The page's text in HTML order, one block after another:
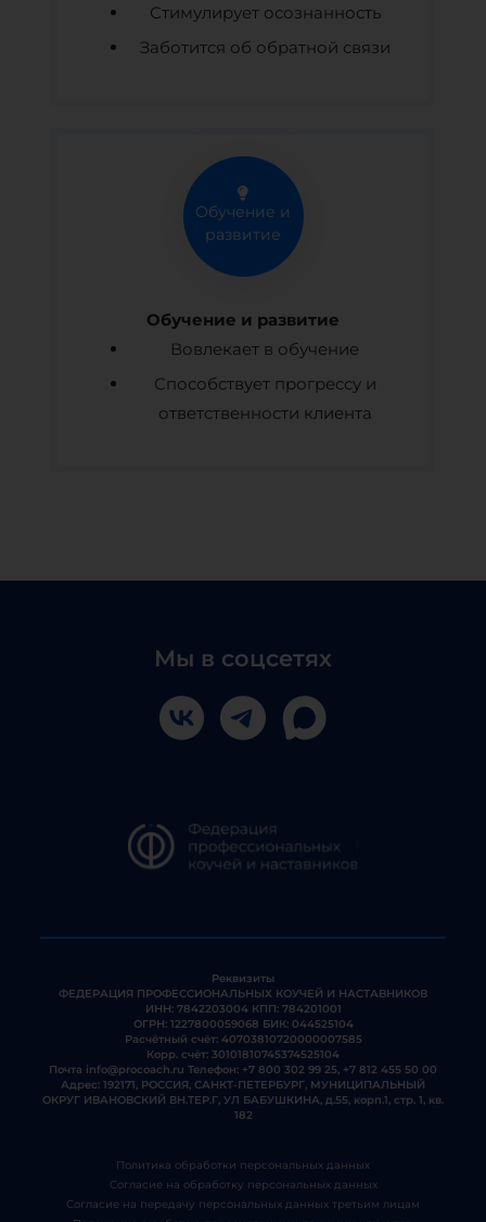
Стимулирует осознанность
Заботится об обратной связи
Обучение и
развитие
Обучение и развитие
Вовлекает в обучение
Способствует прогрессу и
ответственности клиента
Мы в соцсетях
Реквизиты
ФЕДЕРАЦИЯ ПРОФЕССИОНАЛЬНЫХ КОУЧЕЙ И НАСТАВНИКОВ
ИНН: 7842203004 КПП: 784201001
ОГРН: 1227800059068 БИК: 044525104
Расчётный счёт: 40703810720000007585
Корр. счёт: 30101810745374525104
Почта info@procoach.ru Телефон: +7 800 302 99 25, +7 812 455 50 00
Адрес: 192171, РОССИЯ, САНКТ-ПЕТЕРБУРГ, МУНИЦИПАЛЬНЫЙ
ОКРУГ ИВАНОВСКИЙ ВН.ТЕР.Г, УЛ БАБУШКИНА, д.55, корп.1, стр. 1, кв.
182
Политика обработки персональных данных
Согласие на обработку персональных данных
Согласие на передачу персональных данных третьим лицам